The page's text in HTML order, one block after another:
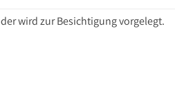
wird zur Besichtigung vorgelegt.